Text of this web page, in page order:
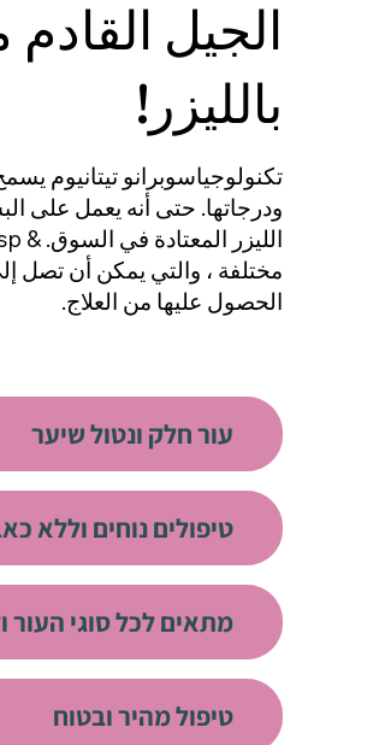
الجيل
بالليزر!
تكنولوجياسوبرانو تيتانيوم
ودرجاتها. حتى أنه يعمل على
الليزر المعتادة في السوق. & nbsp؛
مختلفة ، والتي يمكن أن تصل
الحصول عليها من العلاج.
​עור חלק ונטול שיער
​טיפולים נוחים וללא
​מתאים לכל סוגי העור
​טיפול מהיר ובטוח